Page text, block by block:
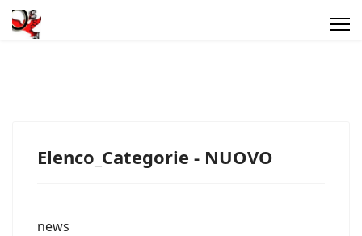
Elenco_Categorie - NUOVO
news